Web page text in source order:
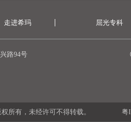
走进希玛 屈光专科
路94号
所有，未经许可不得转载。 粤